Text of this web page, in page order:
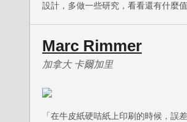
設計，多做一些研究，看看還有什麼
Marc Rimmer
加拿大 卡爾加里
「在牛皮紙硬咭紙上印刷的時候，誤